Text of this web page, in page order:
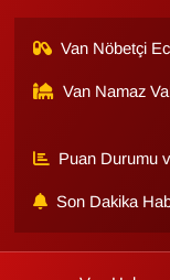
Van Nöbetçi
Van Namaz
Puan Durumu
Son Dakika